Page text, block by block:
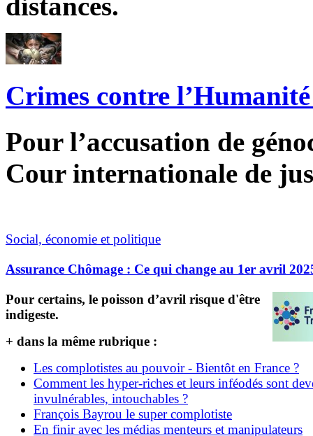
distances.
Crimes contre
Pour l’accusation de
Cour internationale de
Social, économie et politique
Assurance Chômage : Ce qui change au 1er avril
Pour certains, le poisson d’avril risque d'être
indigeste.
+ dans la même rubrique :
Les complotistes au pouvoir - Bientôt en France ?
Comment les hyper-riches et leurs inféodés sont
invulnérables, intouchables ?
François Bayrou le super complotiste
En finir avec les médias menteurs et manipulateurs